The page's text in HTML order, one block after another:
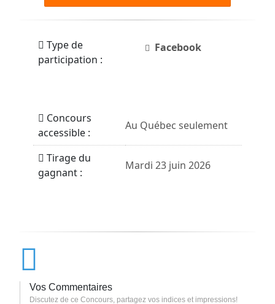
Type de
participation :
Facebook
Concours
accessible :
Au Québec seulement
Tirage du
gagnant :
Mardi 23 juin 2026
Vos Commentaires
Discutez de ce Concours, partagez vos indices et impressions!